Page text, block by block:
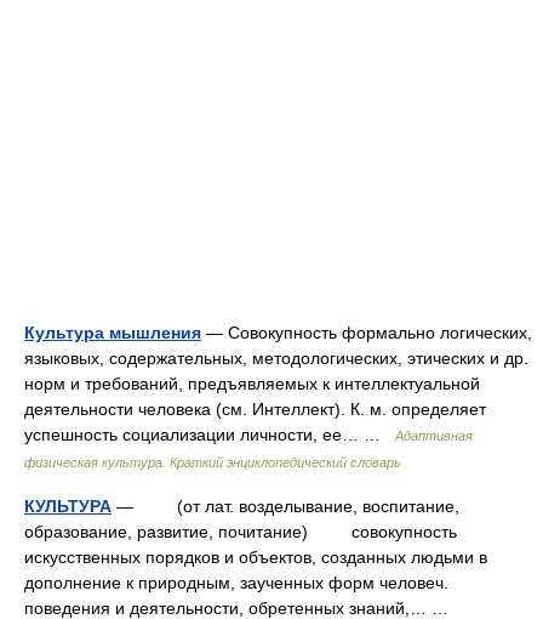
Культура мышления — Совокупность формально логических,
языковых, содержательных, методологических, этических и др.
норм и требований, предъявляемых к интеллектуальной
деятельности человека (см. Интеллект). К. м. определяет
успешность социализации личности, ее… …
Адаптивная
физическая культура. Краткий энциклопедический словарь
КУЛЬТУРА — (от лат. возделывание, воспитание,
образование, развитие, почитание) совокупность
искусственных порядков и объектов, созданных людьми в
дополнение к природным, заученных форм человеч.
поведения и деятельности, обретенных знаний,… …